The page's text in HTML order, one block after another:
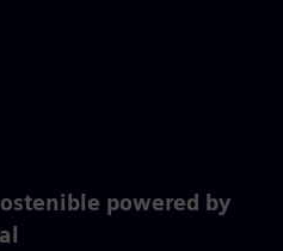
powered by